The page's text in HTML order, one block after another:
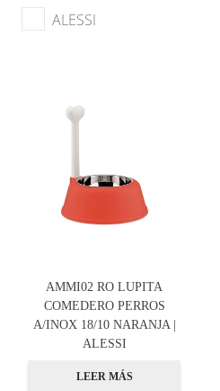
ALESSI
AMMI02 RO LUPITA
COMEDERO PERROS
A/INOX 18/10 NARANJA |
ALESSI
LEER MÁS